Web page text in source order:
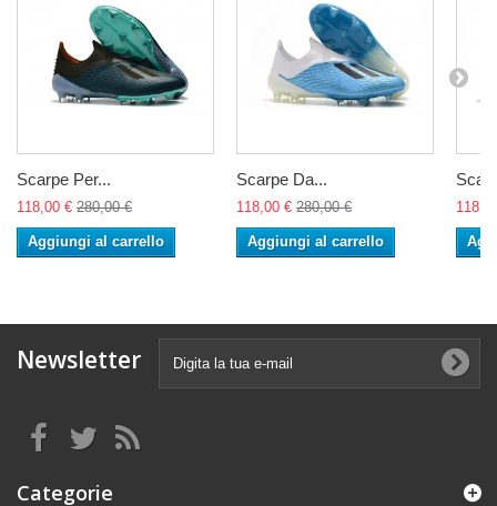
Scarpe Per...
118,00 € 280,00 €
Aggiungi al carrello
Scarpe Da...
118,00 € 280,00 €
Aggiungi al carrello
Newsletter
Categorie